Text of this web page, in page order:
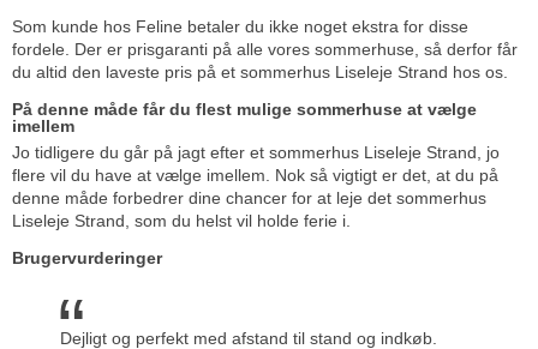
Som kunde hos Feline betaler du ikke noget ekstra for disse
fordele. Der er prisgaranti på alle vores sommerhuse, så derfor får
du altid den laveste pris på et sommerhus Liseleje Strand hos os.
På denne måde får du flest mulige sommerhuse at vælge
imellem
Jo tidligere du går på jagt efter et sommerhus Liseleje Strand, jo
flere vil du have at vælge imellem. Nok så vigtigt er det, at du på
denne måde forbedrer dine chancer for at leje det sommerhus
Liseleje Strand, som du helst vil holde ferie i.
Brugervurderinger
Dejligt og perfekt med afstand til stand og indkøb.